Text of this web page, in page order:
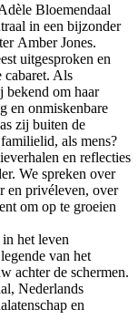
Bloemendaal
in een bijzonder
Amber Jones.
uitgesproken en
Als
bekend om haar
en onmiskenbare
zij buiten de
als mens?
en reflecties
We spreken over
en privéleven, over
om op te groeien
het leven
van het
achter de schermen.
Nederlands
en